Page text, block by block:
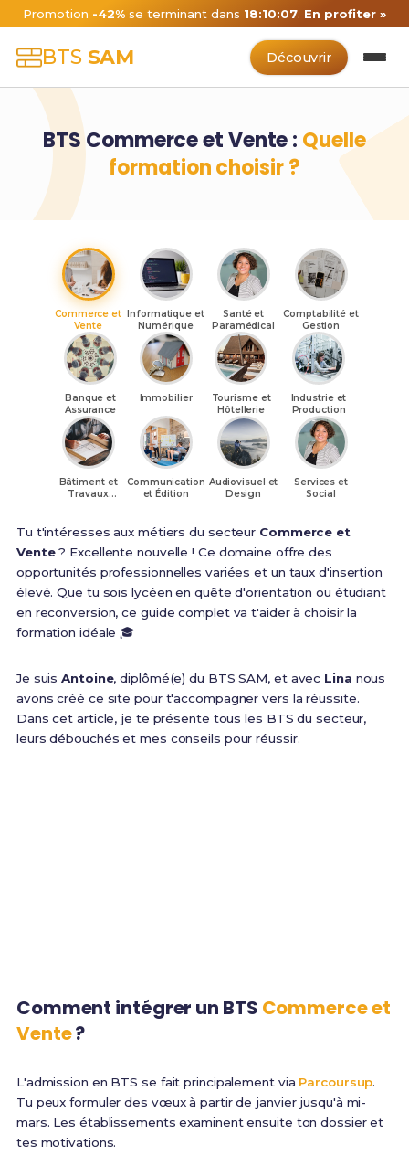
Promotion -42%se terminant dans 18:10:06. En profiter »
BTS SAM Découvrir
BTS Commerce et Vente : Quelle
formation choisir ?
Commerce et
Vente
Informatique et
Numérique
Santé et
Paramédical
Comptabilité et
Gestion
Banque et
Assurance
Immobilier
Tourisme et
Hôtellerie
Industrie et
Production
Bâtiment et
Travaux
Communication
et Édition
Audiovisuel et
Design
Services et
Social
Tu t'intéresses aux métiers du secteur Commerce et
Vente? Excellente nouvelle ! Ce domaine offre des
opportunités professionnelles variées et un taux d'insertion
élevé. Que tu sois lycéen en quête d'orientation ou étudiant
en reconversion, ce guide complet va t'aider à choisir la
formation idéale 🎓
Je suisAntoine, diplômé(e) du BTS SAM, et avec Lina nous
avons créé ce site pour t'accompagner vers la réussite.
Dans cet article, je te présente tous les BTS du secteur,
leurs débouchés et mes conseils pour réussir.
Comment intégrer un BTS Commerce et
Vente?
L'admission en BTS se fait principalement via Parcoursup.
Tu peux formuler des vœux à partir de janvier jusqu'à mi-
mars. Les établissements examinent ensuite ton dossier et
tes motivations.